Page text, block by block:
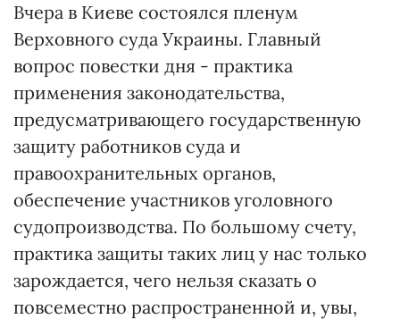
Вчера в Киеве состоялся пленум
Верховного суда Украины. Главный
вопрос повестки дня - практика
применения законодательства,
предусматривающего государственную
защиту работников суда и
правоохранительных органов,
обеспечение участников уголовного
судопроизводства. По большому счету,
практика защиты таких лиц у нас только
зарождается, чего нельзя сказать о
повсеместно распространенной и, увы,